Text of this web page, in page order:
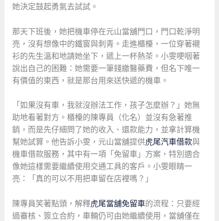
她決定鼓起勇氣去試試。
那天下班後，她把機車停在元山當舖門口，門口乾淨明
亮，沒有想像中的鐵窗與刺青。走進櫃檯，一位穿著襯
衫的先生溫和地請她坐下，遞上一杯熱茶。小雯哽咽著
說出自己的困難：她需要一筆錢繳醫藥費，但名下唯一
有價值的東西，就是那台用來送快遞的機車。
「如果沒有車，我就沒辦法工作，孩子怎麼辦？」她無
助地看著對方。櫃檯的陳專員（化名）並沒有急著推
銷，而是先仔細問了她的收入、還款能力，並拿計算機
幫她試算。他告訴小雯，元山當舖提供虎尾汽車借款與
機車借款服務，其中有一項「免留車」方案，特別適合
像她這樣需要繼續使用交通工具的客戶。小雯眼睛一
亮：「真的可以不用把車留在店裡嗎？」
陳專員笑著點頭，解釋虎尾當舖免留車的流程：只要經
過審核、簽立合約，車輛仍可由她繼續使用，當舖僅在